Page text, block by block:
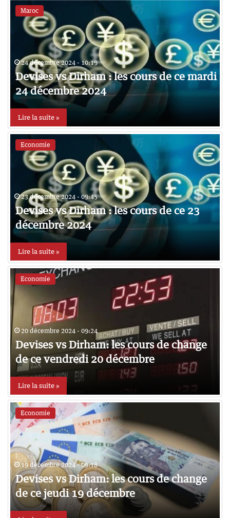
Maroc
24 décembre 2024 - 10:19
Devises vs Dirham : les cours de ce mardi
24 décembre 2024
Lire la suite »
Economie
23 décembre 2024 - 09:45
Devises vs Dirham : les cours de ce 23
décembre 2024
Lire la suite »
Economie
20 décembre 2024 - 09:24
Devises vs Dirham: les cours de change
de ce vendredi 20 décembre
Lire la suite »
Economie
19 décembre 2024 - 09:18
Devises vs Dirham: les cours de change
de ce jeudi 19 décembre